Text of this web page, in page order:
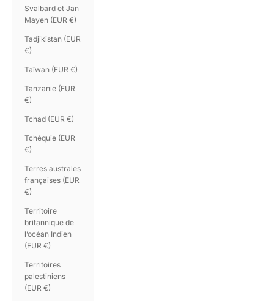
Svalbard et Jan
Mayen (EUR €)
Tadjikistan (EUR
€)
Taïwan (EUR €)
Tanzanie (EUR
€)
Tchad (EUR €)
Tchéquie (EUR
€)
Terres australes
françaises (EUR
€)
Territoire
britannique de
l’océan Indien
(EUR €)
Territoires
palestiniens
(EUR €)